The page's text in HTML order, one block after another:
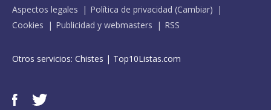
Aspectos legales
Política de privacidad (Cambiar)
Cookies
Publicidad y webmasters RSS
Otros servicios: Chistes | Top10Listas.com